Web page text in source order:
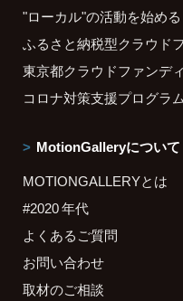
"ローカル"の活動を始める
ふるさと納税型クラウド
東京都クラウドファンデ
コロナ対策支援プログラ
MotionGalleryについて
MOTIONGALLERYとは
#2020 年代
よくあるご質問
お問い合わせ
取材のご相談